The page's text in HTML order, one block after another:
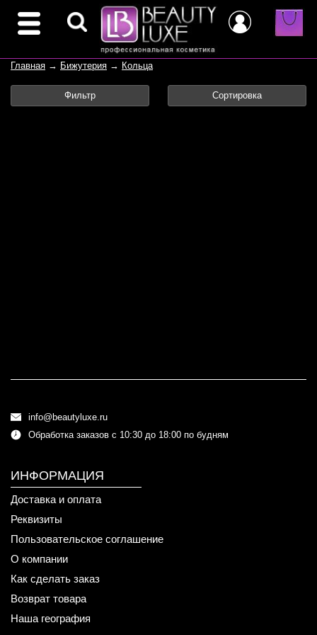
Главная → Бижутерия → Кольца
Фильтр Сортировка
info@beautyluxe.ru
Обработка заказов с 10:30 до 18:00 по будням
ИНФОРМАЦИЯ
Доставка и оплата
Реквизиты
Пользовательское соглашение
О компании
Как сделать заказ
Возврат товара
Наша география